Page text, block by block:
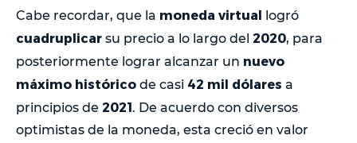
Cabe recordar, que la moneda virtual logró
cuadruplicar su precio a lo largo del 2020, para
posteriormente lograr alcanzar un nuevo
máximo histórico de casi 42 mil dólares a
principios de 2021. De acuerdo con diversos
optimistas de la moneda, esta creció en valor